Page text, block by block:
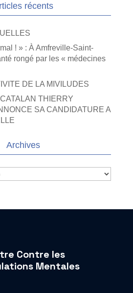
récents
! » : À Amfreville-Saint-
rongé par les « médecines
DE LA MIVILUDES
THIERRY
SA CANDIDATURE A
Archives
Contre les
Mentales